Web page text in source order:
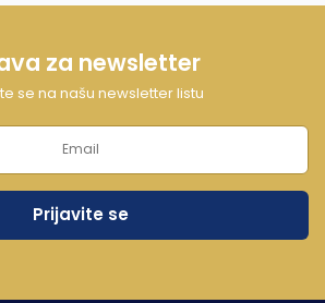
za newsletter
se na našu newsletter listu